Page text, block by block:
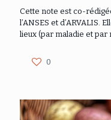
Cette note est co-
l’ANSES et d’ARVALIS.
lieux (par maladie et par
0